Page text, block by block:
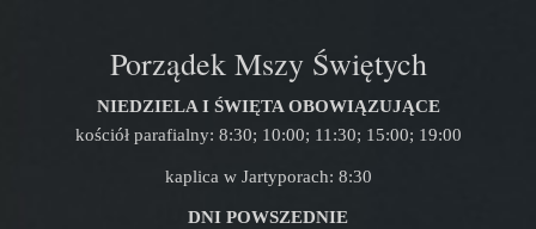
Porządek Mszy Świętych
NIEDZIELA I ŚWIĘTA OBOWIĄZUJĄCE
kościół parafialny: 8:30; 10:00; 11:30; 15:00; 19:00
kaplica w Jartyporach: 8:30
DNI POWSZEDNIE